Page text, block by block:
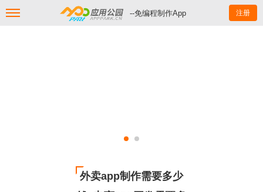
--免编程制作App 注册
外卖app制作需要多少